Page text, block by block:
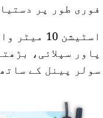
فوری طور پر
پاور سپلائی،
سولر پینل کے